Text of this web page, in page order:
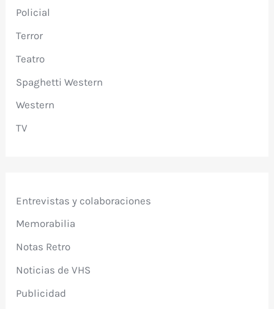
Policial
Terror
Teatro
Spaghetti Western
Western
TV
Entrevistas y colaboraciones
Memorabilia
Notas Retro
Noticias de VHS
Publicidad